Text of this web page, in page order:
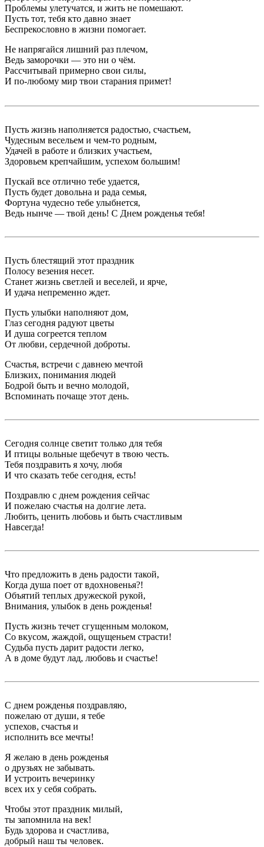
Проблемы улетучатся, и жить не помешают.
Пусть тот, тебя кто давно знает
Беспрекословно в жизни помогает.
Не напрягайся лишний раз плечом,
Ведь заморочки — это ни о чём.
Рассчитывай примерно свои силы,
И по-любому мир твои старания примет!
Пусть жизнь наполняется радостью, счастьем,
Чудесным весельем и чем-то родным,
Удачей в работе и близких участьем,
Здоровьем крепчайшим, успехом большим!
Пускай все отлично тебе удается,
Пусть будет довольна и рада семья,
Фортуна чудесно тебе улыбнется,
Ведь нынче — твой день! С Днем рожденья тебя!
Пусть блестящий этот праздник
Полосу везения несет.
Станет жизнь светлей и веселей, и ярче,
И удача непременно ждет.
Пусть улыбки наполняют дом,
Глаз сегодня радуют цветы
И душа согреется теплом
От любви, сердечной доброты.
Счастья, встречи с давнею мечтой
Близких, понимания людей
Бодрой быть и вечно молодой,
Вспоминать почаще этот день.
Сегодня солнце светит только для тебя
И птицы вольные щебечут в твою честь.
Тебя поздравить я хочу, любя
И что сказать тебе сегодня, есть!
Поздравлю с днем рождения сейчас
И пожелаю счастья на долгие лета.
Любить, ценить любовь и быть счастливым
Навсегда!
Что предложить в день радости такой,
Когда душа поет от вдохновенья?!
Объятий теплых дружеской рукой,
Внимания, улыбок в день рожденья!
Пусть жизнь течет сгущенным молоком,
Со вкусом, жаждой, ощущеньем страсти!
Судьба пусть дарит радости легко,
А в доме будут лад, любовь и счастье!
С днем рожденья поздравляю,
пожелаю от души, я тебе
успехов, счастья и
исполнить все мечты!
Я желаю в день рожденья
о друзьях не забывать.
И устроить вечеринку
всех их у себя собрать.
Чтобы этот праздник милый,
ты запомнила на век!
Будь здорова и счастлива,
добрый наш ты человек.